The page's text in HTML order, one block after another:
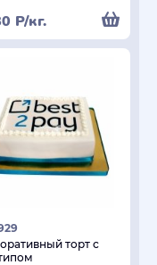
Р/кг.
торт с